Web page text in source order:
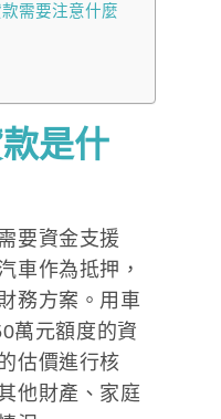
需要注意什麼
是什
要資金支援
車作為抵押，
務方案。用車
萬元額度的資
估價進行核
他財產、家庭